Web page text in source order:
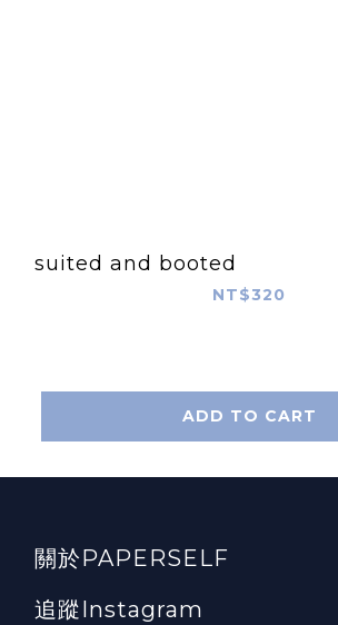
suited and booted
NT$320
ADD TO CART
關於PAPERSELF
追蹤Instagram